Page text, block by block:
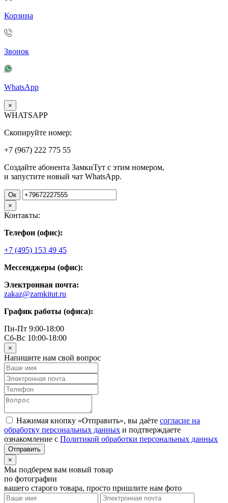
Корзина
Звонок
WhatsApp
×
WHATSAPP
Скопируйте номер:
+7 (967) 222 775 55
Создайте абонента ЗамкиТут с этим номером,
и запустите новый чат WhatsApp.
Ок
×
Контакты:
Телефон (офис):
+7 (495) 153 49 45
Мессенджеры (офис):
Электронная почта:
zakaz@zamkitut.ru
График работы (офиса):
Пн-Пт 9:00-18:00
Сб-Вс 10:00-18:00
×
Напишите нам свой вопрос
Нажимая кнопку «Отправить», вы даёте согласие на
обработку персональных данных и подтверждаете
ознакомление с Политикой обработки персональных данных
×
Мы подберем вам новый товар
по фотографии
вашего старого товара, просто пришлите нам фото